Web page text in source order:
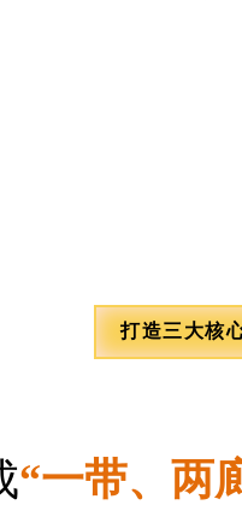
打造三大核
“一带、两